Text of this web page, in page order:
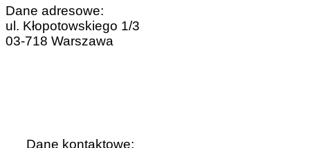
Dane adresowe:
ul. Kłopotowskiego 1/3
03-718 Warszawa
Dane kontaktowe: